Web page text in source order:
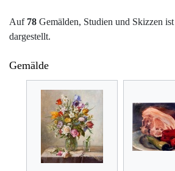
Auf 78 Gemälden, Studien und Skizzen ist
dargestellt.
Gemälde